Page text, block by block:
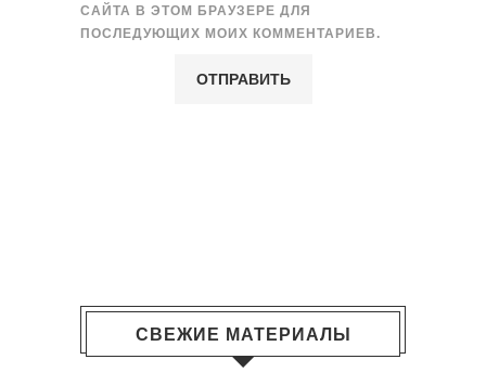
САЙТА В ЭТОМ БРАУЗЕРЕ ДЛЯ
ПОСЛЕДУЮЩИХ МОИХ КОММЕНТАРИЕВ.
СВЕЖИЕ МАТЕРИАЛЫ